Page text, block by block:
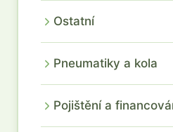
Ostatní
Pneumatiky a kola
Pojištění a